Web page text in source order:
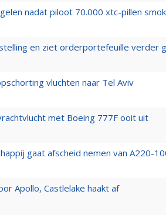
nadat piloot 70.000 xtc-pillen
en ziet orderportefeuille verder
vluchten naar Tel Aviv
met Boeing 777F ooit uit
gaat afscheid nemen van A220-
Apollo, Castlelake haakt af